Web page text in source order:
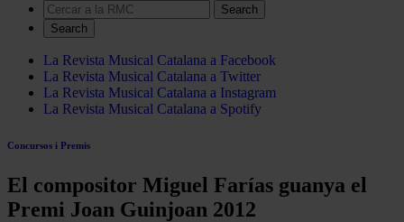
Search
La Revista Musical Catalana a Facebook
La Revista Musical Catalana a Twitter
La Revista Musical Catalana a Instagram
La Revista Musical Catalana a Spotify
Concursos i Premis
El compositor Miguel Farías guanya el
Premi Joan Guinjoan 2012